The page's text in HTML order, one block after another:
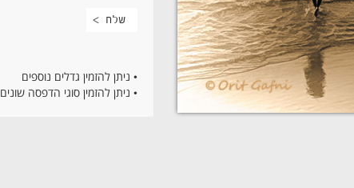
• ניתן להזמין גדלים נוספים
• ניתן להזמין סוגי הדפסה שונים